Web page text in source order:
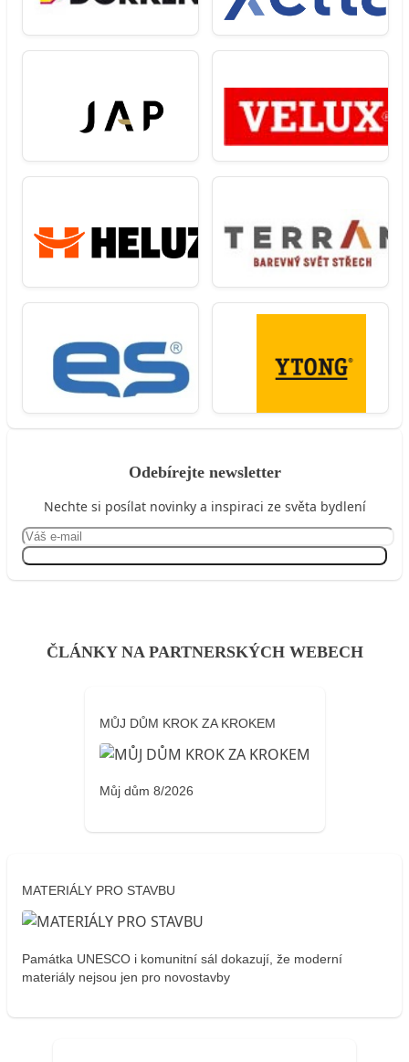
Odebírejte newsletter
Nechte si posílat novinky a inspiraci ze světa bydlení
ČLÁNKY NA PARTNERSKÝCH WEBECH
MŮJ DŮM KROK ZA KROKEM
Můj dům 8/2026
MATERIÁLY PRO STAVBU
Památka UNESCO i komunitní sál dokazují, že moderní
materiály nejsou jen pro novostavby